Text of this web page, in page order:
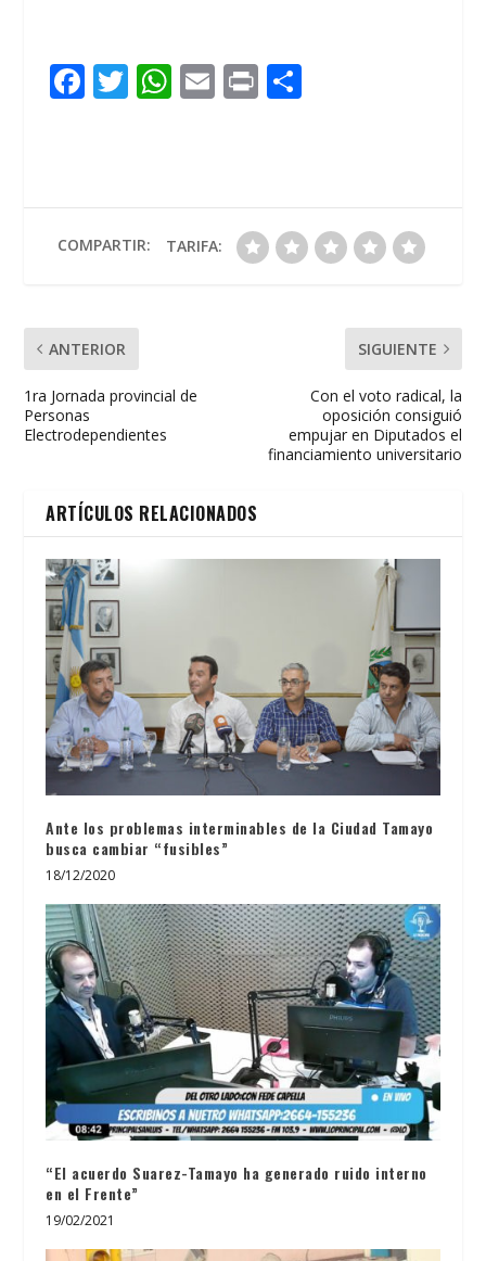
F
o
o
T W
A
p
E Pr
ar
ti
COMPARTIR: TARIFA:
ANTERIOR
1ra Jornada provincial de
Personas
Electrodependientes
SIGUIENTE
Con el voto radical, la
oposición consiguió
empujar en Diputados el
financiamiento universitario
ARTÍCULOS RELACIONADOS
Ante los problemas interminables de la Ciudad Tamayo
busca cambiar “fusibles”
18/12/2020
“El acuerdo Suarez-Tamayo ha generado ruido interno
en el Frente”
19/02/2021